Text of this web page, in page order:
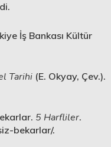
İş Bankası Kültür
Tarihi(E. Okyay, Çev.).
5 Harfliler.
bekarlar/.